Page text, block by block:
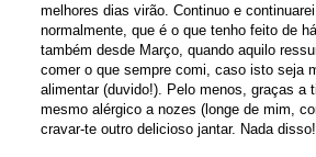
melhores dias virão. Continuo e
normalmente, que é o que tenho feito de
também desde Março, quando aquilo
comer o que sempre comi, caso isto seja
alimentar (duvido!). Pelo menos, graças a
mesmo alérgico a nozes (longe de mim,
cravar-te outro delicioso jantar. Nada